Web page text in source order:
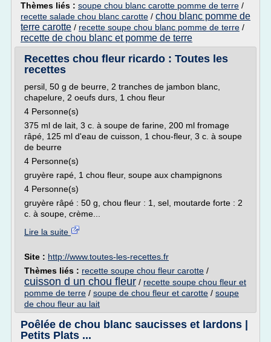
Thèmes liés : soupe chou blanc carotte pomme de terre /
recette salade chou blanc carotte / chou blanc pomme de
terre carotte / recette soupe chou blanc pomme de terre /
recette de chou blanc et pomme de terre
Recettes chou fleur ricardo : Toutes les
recettes
persil, 50 g de beurre, 2 tranches de jambon blanc,
chapelure, 2 oeufs durs, 1 chou fleur
4 Personne(s)
375 ml de lait, 3 c. à soupe de farine, 200 ml fromage
râpé, 125 ml d'eau de cuisson, 1 chou-fleur, 3 c. à soupe
de beurre
4 Personne(s)
gruyère rapé, 1 chou fleur, soupe aux champignons
4 Personne(s)
gruyère râpé : 50 g, chou fleur : 1, sel, moutarde forte : 2
c. à soupe, crème...
Lire la suite
Site : http://www.toutes-les-recettes.fr
Thèmes liés : recette soupe chou fleur carotte /
cuisson d un chou fleur / recette soupe chou fleur et
pomme de terre / soupe de chou fleur et carotte / soupe
de chou fleur au lait
Poêlée de chou blanc saucisses et lardons |
Petits Plats ...